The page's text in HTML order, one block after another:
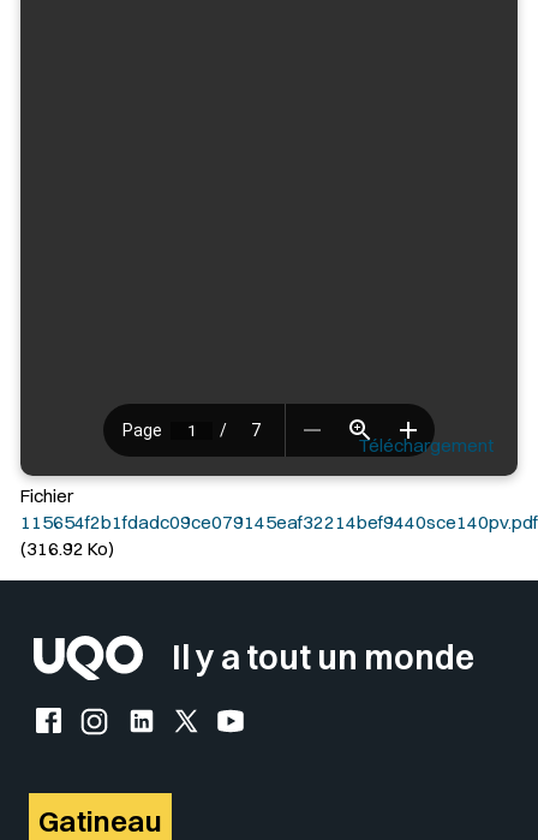
Téléchargement
Fichier
115654f2b1fdadc09ce079145eaf32214bef9440sce140pv.pdf
(316.92 Ko)
Il y a tout un monde
Facebook de l'UQO
Instagram de l'UQO
LinkedIn de l'UQO
X (Twitter) de l'UQO
YouTube de l'UQO
Gatineau